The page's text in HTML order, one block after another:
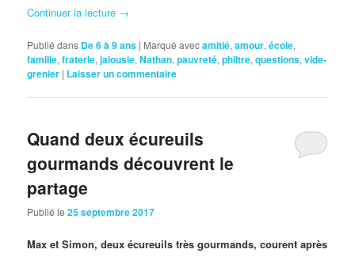
Continuer la lecture →
Publié dans De 6 à 9 ans | Marqué avecamitié,amour,école,
famille,fraterie,jalousie,Nathan,pauvreté,philtre,questions,vide-
grenier | Laisser un commentaire
Quand deux écureuils
gourmands découvrent le
partage
Publié le25 septembre 2017
Max et Simon, deux écureuils très gourmands, courent après